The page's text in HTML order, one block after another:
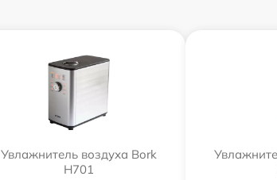
Увлажнитель воздуха Bork
H701